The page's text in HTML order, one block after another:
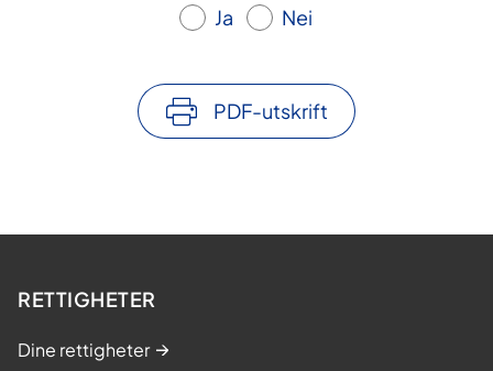
Ja Nei
PDF-utskrift
RETTIGHETER
Dine rettigheter